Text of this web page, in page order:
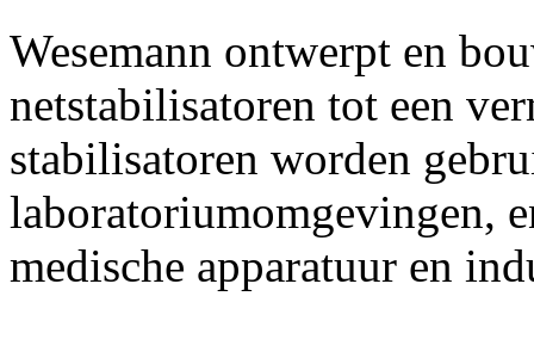
Wesemann ontwerpt en
netstabilisatoren tot een
stabilisatoren worden
laboratoriumomgevingen,
medische apparatuur en